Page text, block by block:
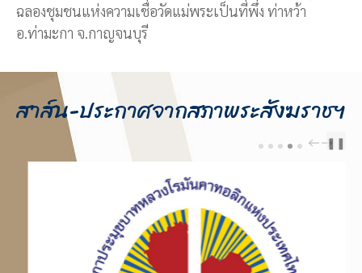
ฉลองชุมชนแห่งความเชื่อวัดแม่พระเป็นที่พึ่ง ท่าหว้า
อ.ท่ามะกา จ.กาญจนบุรี
สาส์น-ประกาศจากสภาพระสังฆราชฯ
PREV
NEXT
❚❚